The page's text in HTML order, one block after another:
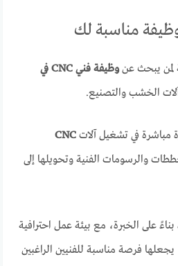
مناسبة لك
لمن يبحث عن
وظيفة فني CNC في
الخشب والتصنيع.
مباشرة في تشغيل آلاتCNC
والرسومات الفنية وتحويلها إلى
على الخبرة، مع بيئة عمل احترافية
فرصة مناسبة للفنيين الراغبين